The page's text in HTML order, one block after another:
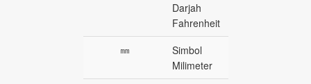
Darjah
Fahrenheit
㎜
Simbol
Milimeter